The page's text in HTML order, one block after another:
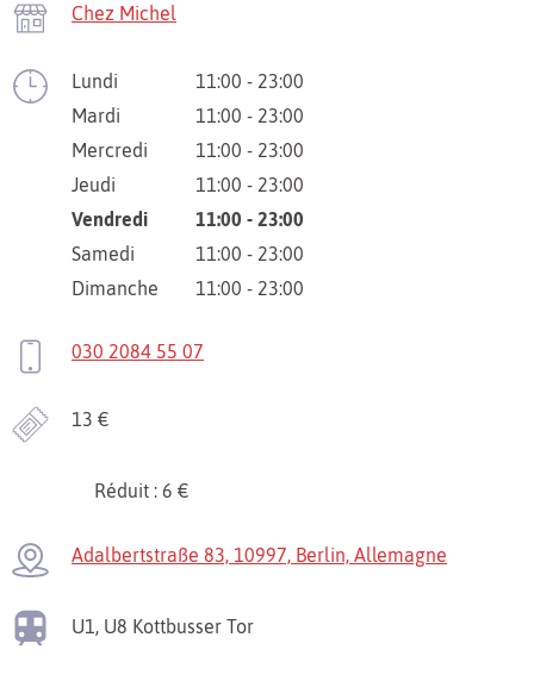
Chez Michel
Lundi
11:00 - 23:00
Mardi
11:00 - 23:00
Mercredi
11:00 - 23:00
Jeudi
11:00 - 23:00
Vendredi
11:00 - 23:00
Samedi
11:00 - 23:00
Dimanche
11:00 - 23:00
030 2084 55 07
13 €
Réduit : 6 €
Adalbertstraße 83, 10997, Berlin, Allemagne
U1, U8 Kottbusser Tor